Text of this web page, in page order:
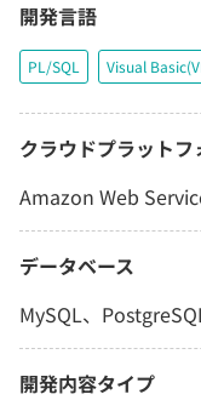
開発言語
PL/SQL Visual
クラウドプラットフ
Amazon Web
データベース
MySQL、
開発内容タイプ